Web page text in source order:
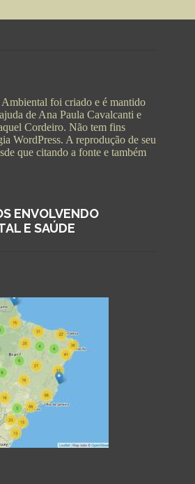
foi criado e é mantido
de Ana Paula Cavalcanti e
Cordeiro. Não tem fins
WordPress. A reprodução de seu
que citando a fonte e também
ENVOLVENDO
E SAÚDE